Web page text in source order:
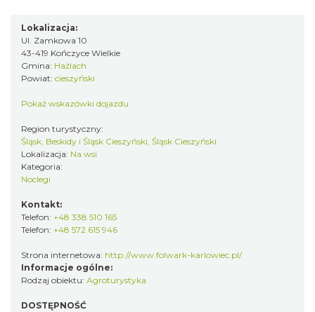
Lokalizacja:
Ul. Zamkowa 10
43-419 Kończyce Wielkie
Gmina: Hażlach
Powiat: cieszyński
Pokaż wskazówki dojazdu
Region turystyczny:
Śląsk, Beskidy i Śląsk Cieszyński, Śląsk Cieszyński
Lokalizacja: Na wsi
Kategoria:
Noclegi
Kontakt:
Telefon: +48 338 510 165
Telefon: +48 572 615 946
Strona internetowa: http://www.folwark-karlowiec.pl/
Informacje ogólne:
Rodzaj obiektu: Agroturystyka
DOSTĘPNOŚĆ